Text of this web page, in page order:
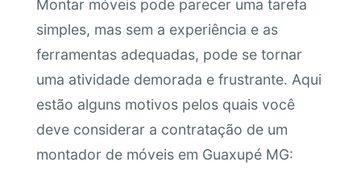
Montar móveis pode parecer uma tarefa
simples, mas sem a experiência e as
ferramentas adequadas, pode se tornar
uma atividade demorada e frustrante. Aqui
estão alguns motivos pelos quais você
deve considerar a contratação de um
montador de móveis em Guaxupé MG: